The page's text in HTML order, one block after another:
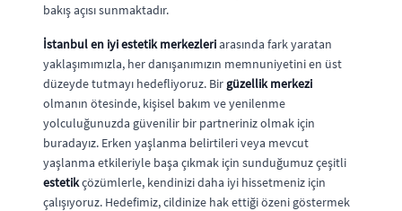
bakış açısı sunmaktadır.
İstanbul en iyi estetik merkezleriarasında fark yaratan
yaklaşımımızla, her danışanımızın memnuniyetini en üst
düzeyde tutmayı hedefliyoruz. Bir güzellik merkezi
olmanın ötesinde, kişisel bakım ve yenilenme
yolculuğunuzda güvenilir bir partneriniz olmak için
buradayız. Erken yaşlanma belirtileri veya mevcut
yaşlanma etkileriyle başa çıkmak için sunduğumuz çeşitli
estetikçözümlerle, kendinizi daha iyi hissetmeniz için
çalışıyoruz. Hedefimiz, cildinize hak ettiği özeni göstermek